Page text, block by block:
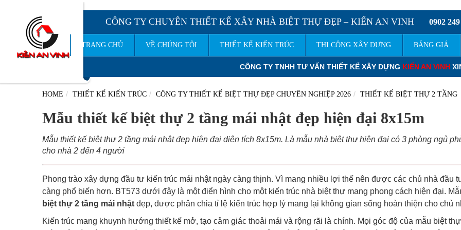
CÔNG TY CHUYÊN THIẾT KẾ XÂY NHÀ BIỆT THỰ ĐẸP – KIẾN AN VINH 0902
TRANG CHỦ VỀ CHÚNG TÔI THIẾT KẾ KIẾN TRÚC THI CÔNG XÂY DỰNG BẢNG GIÁ
CÔNG TY TNHH TƯ VẤN THIẾT KẾ XÂY DỰNGKIẾN AN VINH XIN KÍNH CHÀO QUÝ KHÁCH.ĐƠN GIÁ
HOME THIẾT KẾ KIẾN TRÚC CÔNG TY THIẾT KẾ BIỆT THỰ ĐẸP CHUYÊN NGHIỆP 2026 THIẾT KẾ BIỆT THỰ 2 TẦNG
Mẫu thiết kế biệt thự 2 tầng mái nhật đẹp hiện đại 8x15m
Mẫu thiết kế biệt thự 2 tầng mái nhật đẹp hiện đại diện tích 8x15m. Là mẫu nhà biệt thự hiện đại có 3 phòng ngủ
cho nhà 2 đến 4 người
Phong trào xây dựng đầu tư kiến trúc mái nhật ngày càng thịnh. Vì mang nhiều lợi thế nên được các chủ nhà đầu
càng phổ biến hơn. BT573 dưới đây là một điển hình cho một kiến trúc nhà biệt thự mang phong cách hiện đại.
biệt thự 2 tầng mái nhật đẹp, được phân chia tỉ lệ kiến trúc hợp lý mang lại không gian sống hoàn thiện cho chủ
Kiến trúc mang khuynh hướng thiết kế mở, tạo cảm giác thoải mái và rộng rãi là chính. Mọi góc độ của mẫu biệt